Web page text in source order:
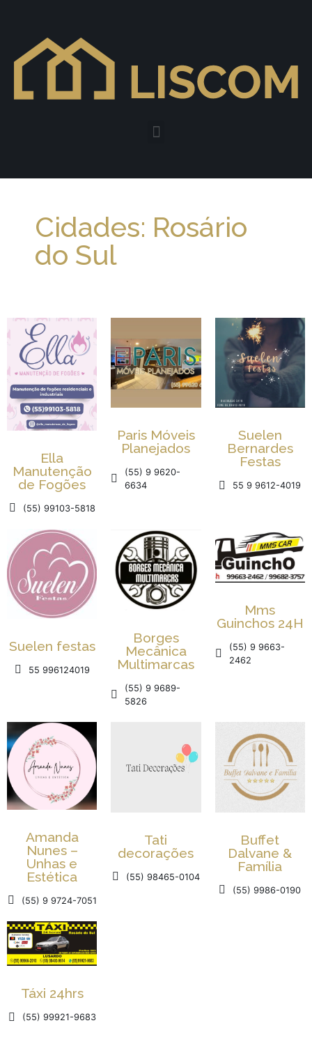
Cidades: Rosário
do Sul
Ella
Manutenção
de Fogões
(55) 99103-5818
Paris Móveis
Planejados
(55) 9 9620-
6634
Suelen
Bernardes
Festas
55 9 9612-4019
Suelen festas
55 996124019
Borges
Mecânica
Multimarcas
(55) 9 9689-
5826
Mms
Guinchos 24H
(55) 9 9663-
2462
Amanda
Nunes –
Unhas e
Estética
(55) 9 9724-7051
Tati
decorações
(55) 98465-0104
Buffet
Dalvane &
Família
(55) 9986-0190
Táxi 24hrs
(55) 99921-9683